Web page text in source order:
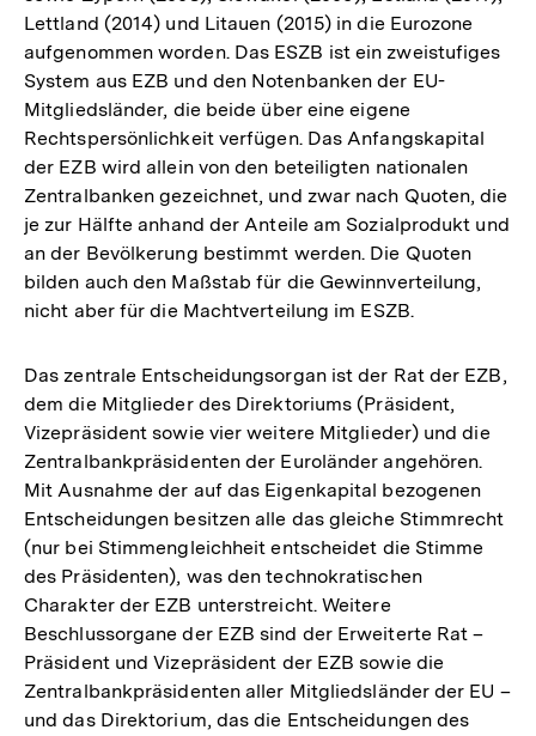
Lettland (2014) und Litauen (2015) in die Eurozone
aufgenommen worden. Das ESZB ist ein zweistufiges
System aus EZB und den Notenbanken der EU-
Mitgliedsländer, die beide über eine eigene
Rechtspersönlichkeit verfügen. Das Anfangskapital
der EZB wird allein von den beteiligten nationalen
Zentralbanken gezeichnet, und zwar nach Quoten, die
je zur Hälfte anhand der Anteile am Sozialprodukt und
an der Bevölkerung bestimmt werden. Die Quoten
bilden auch den Maßstab für die Gewinnverteilung,
nicht aber für die Machtverteilung im ESZB.
Das zentrale Entscheidungsorgan ist der Rat der EZB,
dem die Mitglieder des Direktoriums (Präsident,
Vizepräsident sowie vier weitere Mitglieder) und die
Zentralbankpräsidenten der Euroländer angehören.
Mit Ausnahme der auf das Eigenkapital bezogenen
Entscheidungen besitzen alle das gleiche Stimmrecht
(nur bei Stimmengleichheit entscheidet die Stimme
des Präsidenten), was den technokratischen
Charakter der EZB unterstreicht. Weitere
Beschlussorgane der EZB sind der Erweiterte Rat –
Präsident und Vizepräsident der EZB sowie die
Zentralbankpräsidenten aller Mitgliedsländer der EU –
und das Direktorium, das die Entscheidungen des